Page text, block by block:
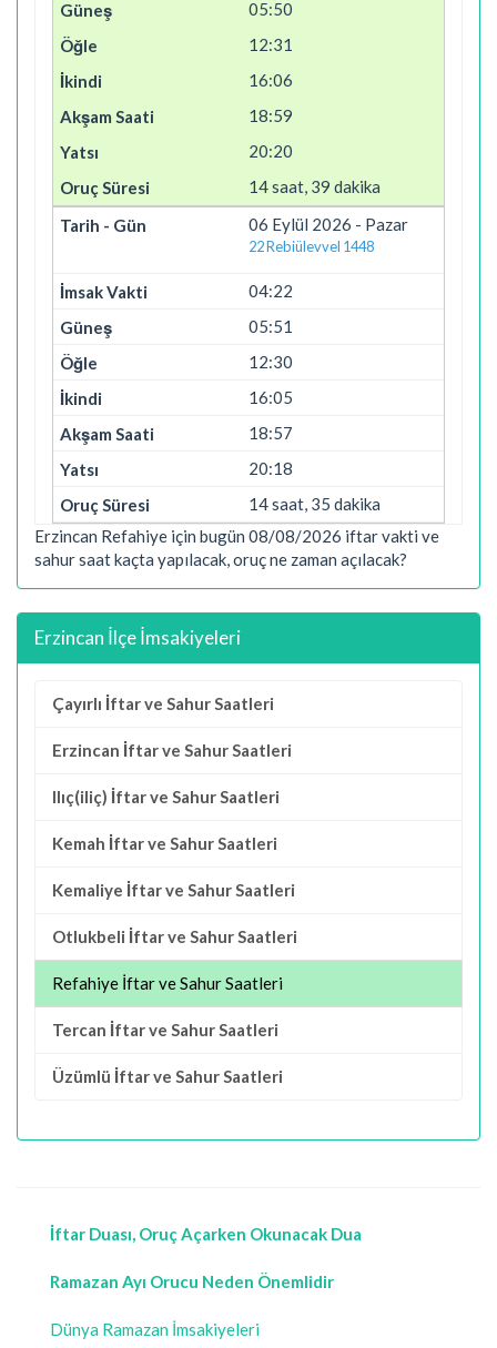
05:50
12:31
16:06
18:59
20:20
14 saat, 39 dakika
06 Eylül 2026 - Pazar
22 Rebiülevvel 1448
04:22
05:51
12:30
16:05
18:57
20:18
14 saat, 35 dakika
Erzincan Refahiye için bugün 08/08/2026 iftar vakti ve
sahur saat kaçta yapılacak, oruç ne zaman açılacak?
Erzincan İlçe İmsakiyeleri
Çayırlı İftar ve Sahur Saatleri
Erzincan İftar ve Sahur Saatleri
Ilıç(iliç) İftar ve Sahur Saatleri
Kemah İftar ve Sahur Saatleri
Kemaliye İftar ve Sahur Saatleri
Otlukbeli İftar ve Sahur Saatleri
Refahiye İftar ve Sahur Saatleri
Tercan İftar ve Sahur Saatleri
Üzümlü İftar ve Sahur Saatleri
İftar Duası, Oruç Açarken Okunacak Dua
Ramazan Ayı Orucu Neden Önemlidir
Dünya Ramazan İmsakiyeleri